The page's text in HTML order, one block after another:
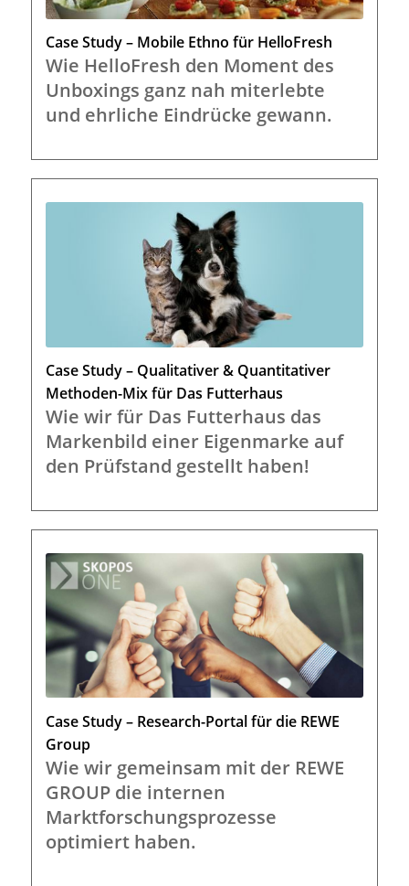
Case Study – Mobile Ethno für HelloFresh
Wie HelloFresh den Moment des
Unboxings ganz nah miterlebte
und ehrliche Eindrücke gewann.
Case Study – Qualitativer & Quantitativer
Methoden-Mix für Das Futterhaus
Wie wir für Das Futterhaus das
Markenbild einer Eigenmarke auf
den Prüfstand gestellt haben!
Case Study – Research-Portal für die REWE
Group
Wie wir gemeinsam mit der REWE
GROUP die internen
Marktforschungsprozesse
optimiert haben.